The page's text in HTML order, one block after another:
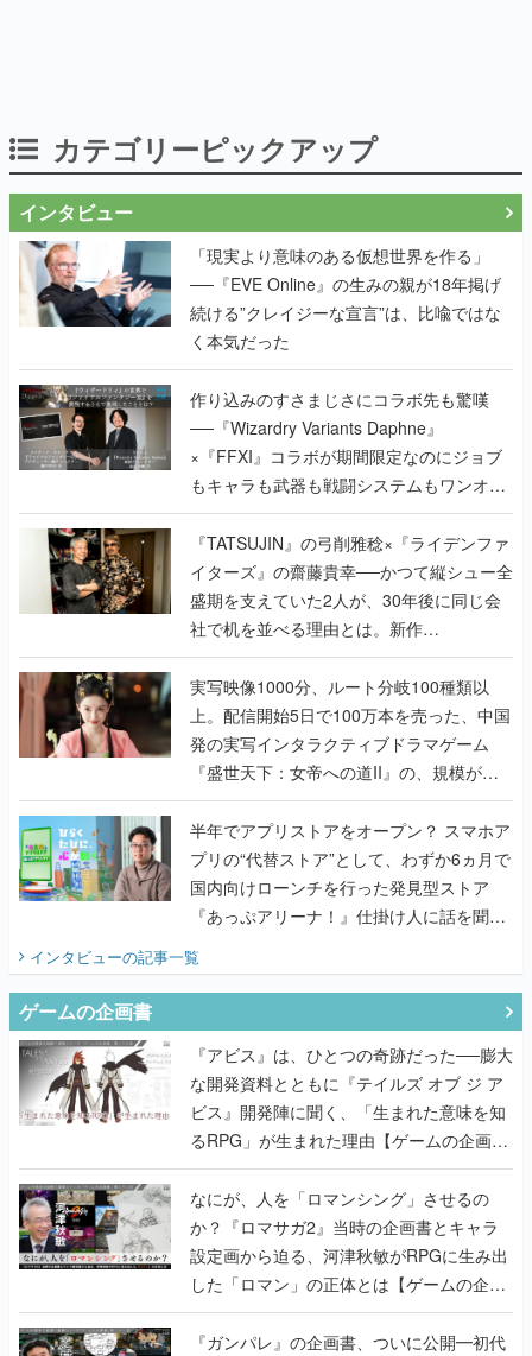
カテゴリーピックアップ
インタビュー
「現実より意味のある仮想世界を作る」
──『EVE Online』の生みの親が18年掲げ
続ける”クレイジーな宣言”は、比喩ではな
く本気だった
作り込みのすさまじさにコラボ先も驚嘆
──『Wizardry Variants Daphne』
×『FFXI』コラボが期間限定なのにジョブ
もキャラも武器も戦闘システムもワンオフ
で作り込まれた理由を両ディレクターに聞
く
『TATSUJIN』の弓削雅稔×『ライデンファ
イターズ』の齋藤貴幸──かつて縦シュー全
盛期を支えていた2人が、30年後に同じ会
社で机を並べる理由とは。新作
『TATSUJIN EXTREME』で初タッグを組
んだレジェンド2人に訊く開発秘話
実写映像1000分、ルート分岐100種類以
上。配信開始5日で100万本を売った、中国
発の実写インタラクティブドラマゲーム
『盛世天下：女帝への道II』の、規模が違
うこだわりをプロデューサーに聞いた
半年でアプリストアをオープン？ スマホア
プリの“代替ストア”として、わずか6ヵ月で
国内向けローンチを行った発見型ストア
『あっぷアリーナ！』仕掛け人に話を聞い
インタビューの記事一覧
ゲームの企画書
『アビス』は、ひとつの奇跡だった──膨大
な開発資料とともに『テイルズ オブ ジ ア
ビス』開発陣に聞く、「生まれた意味を知
るRPG」が生まれた理由【ゲームの企画
書】
なにが、人を「ロマンシング」させるの
か？『ロマサガ2』当時の企画書とキャラ
設定画から迫る、河津秋敏がRPGに生み出
した「ロマン」の正体とは【ゲームの企画
書】
『ガンパレ』の企画書、ついに公開━初代